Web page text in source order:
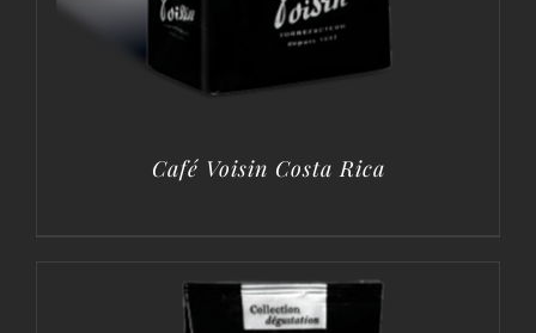
Café Voisin Costa Rica